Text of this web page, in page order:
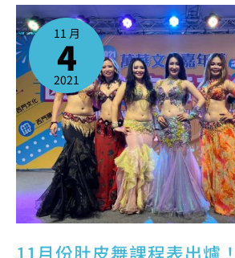
11 月
4
2021
11
月
份
爐！
現
在
上
課
不
用
強
制
戴
口
罩
囉
~